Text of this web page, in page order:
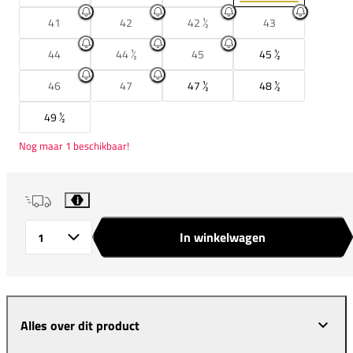
41
42 42 ½
43
44
44 ½ 45
45 ½
46
47 47 ½
48 ½
49 ½
Nog maar 1 beschikbaar!
i
In winkelwagen
Alles over dit product